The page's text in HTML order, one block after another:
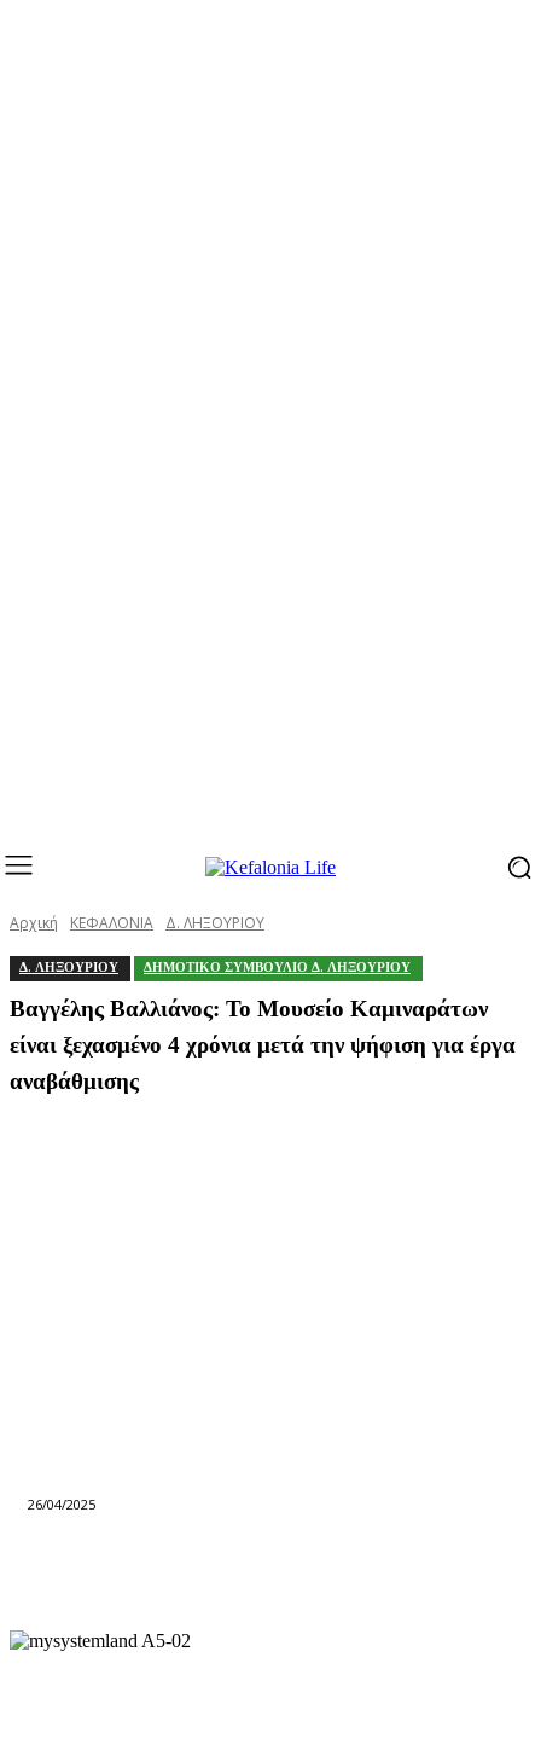
Αρχική ΚΕΦΑΛΟΝΙΑ Δ. ΛΗΞΟΥΡΙΟΥ
Δ. ΛΗΞΟΥΡΙΟΥ ΔΗΜΟΤΙΚΟ ΣΥΜΒΟΥΛΙΟ Δ. ΛΗΞΟΥΡΙΟΥ
Βαγγέλης Βαλλιάνος: Το Μουσείο Καμιναράτων
είναι ξεχασμένο 4 χρόνια μετά την ψήφιση για έργα
αναβάθμισης
26/04/2025